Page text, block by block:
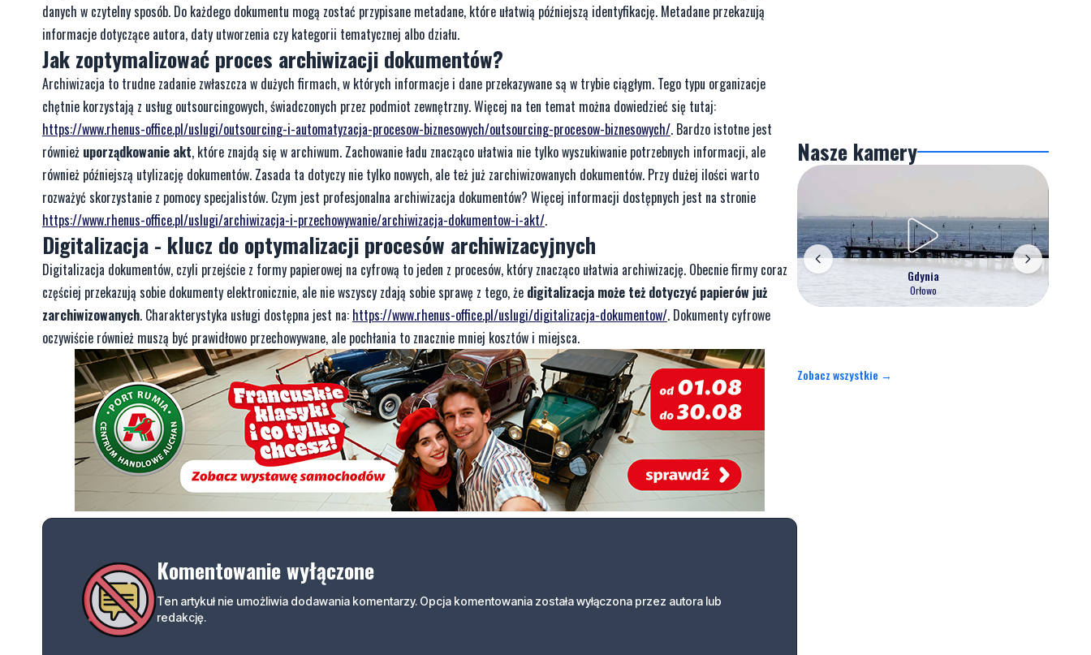
danych w czytelny sposób. Do każdego dokumentu mogą zostać przypisane metadane, które ułatwią późniejszą identyfikację. Metadane przekazują
informacje dotyczące autora, daty utworzenia czy kategorii tematycznej albo działu.
Jak zoptymalizować proces archiwizacji dokumentów?
Archiwizacja to trudne zadanie zwłaszcza w dużych firmach, w których informacje i dane przekazywane są w trybie ciągłym. Tego typu organizacje
chętnie korzystają z usług outsourcingowych, świadczonych przez podmiot zewnętrzny. Więcej na ten temat można dowiedzieć się tutaj:
https://www.rhenus-office.pl/uslugi/outsourcing-i-automatyzacja-procesow-biznesowych/outsourcing-procesow-biznesowych/. Bardzo istotne jest
również uporządkowanie akt, które znajdą się w archiwum. Zachowanie ładu znacząco ułatwia nie tylko wyszukiwanie potrzebnych informacji, ale
również późniejszą utylizację dokumentów. Zasada ta dotyczy nie tylko nowych, ale też już zarchiwizowanych dokumentów. Przy dużej ilości warto
rozważyć skorzystanie z pomocy specjalistów. Czym jest profesjonalna archiwizacja dokumentów? Więcej informacji dostępnych jest na stronie
https://www.rhenus-office.pl/uslugi/archiwizacja-i-przechowywanie/archiwizacja-dokumentow-i-akt/.
Digitalizacja - klucz do optymalizacji procesów archiwizacyjnych
Digitalizacja dokumentów, czyli przejście z formy papierowej na cyfrową to jeden z procesów, który znacząco ułatwia archiwizację. Obecnie firmy coraz
częściej przekazują sobie dokumenty elektronicznie, ale nie wszyscy zdają sobie sprawę z tego, że digitalizacja może też dotyczyć papierów już
zarchiwizowanych. Charakterystyka usługi dostępna jest na: https://www.rhenus-office.pl/uslugi/digitalizacja-dokumentow/. Dokumenty cyfrowe
oczywiście również muszą być prawidłowo przechowywane, ale pochłania to znacznie mniej kosztów i miejsca.
Komentowanie wyłączone
Ten artykuł nie umożliwia dodawania komentarzy. Opcja komentowania została wyłączona przez autora lub
redakcję.
Nasze kamery
Gdynia
Orłowo
Zobacz wszystkie →